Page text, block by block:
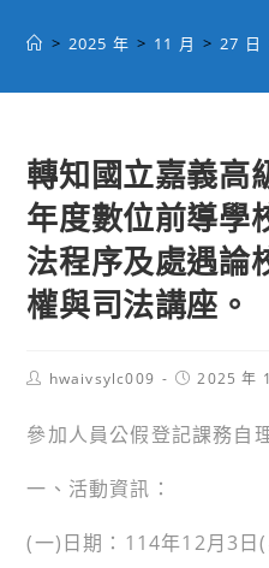
> 2025 年 > 11 月 > 27 日
轉知國立嘉義高
年度數位前導學
法程序及處遇論
權與司法講座。
Posthwaivsylc009
Post2025 年
參加人員公假登記課務自
一、活動資訊：
(一)日期：114年12月3日(